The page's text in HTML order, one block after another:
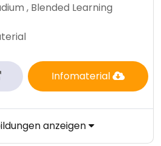
, Blended Learning
Infomaterial
anzeigen